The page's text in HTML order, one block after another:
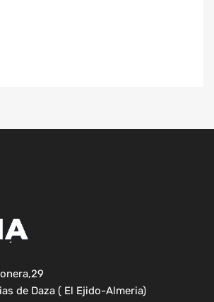
de Daza ( El Ejido-Almeria)